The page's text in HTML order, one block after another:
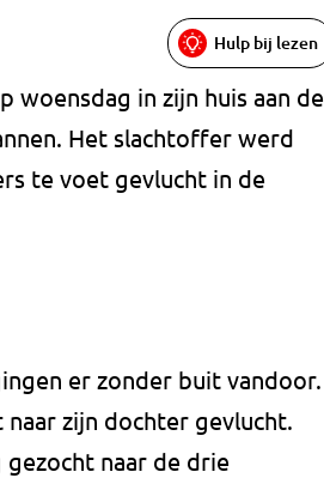
Hulp bij lezen
woensdag in zijn huis aan de
Het slachtoffer werd
te voet gevlucht in de
er zonder buit vandoor.
zijn dochter gevlucht.
naar de drie